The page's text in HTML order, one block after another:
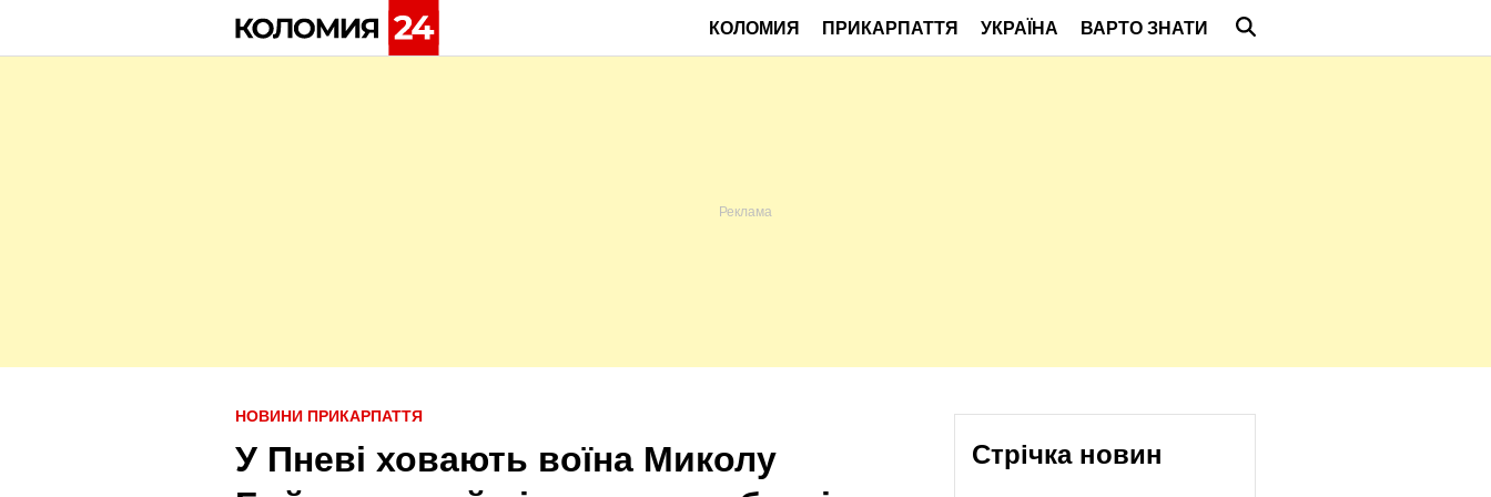
КОЛОМИЯ ПРИКАРПАТТЯ УКРАЇНА ВАРТО ЗНАТИ
P
o
s
НОВИНИ ПРИКАРПАТТЯ
У Пневі ховають воїна Миколу
Стрічка новин